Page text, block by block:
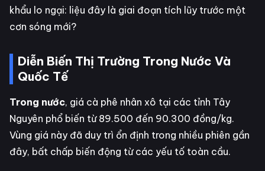
khẩu lo ngại: liệu đây là giai đoạn tích lũy trước một
cơn sóng mới?
Diễn Biến Thị Trường Trong Nước Và
Quốc Tế
Trong nước, giá cà phê nhân xô tại các tỉnh Tây
Nguyên phổ biến từ 89.500 đến 90.300 đồng/kg.
Vùng giá này đã duy trì ổn định trong nhiều phiên gần
đây, bất chấp biến động từ các yếu tố toàn cầu.